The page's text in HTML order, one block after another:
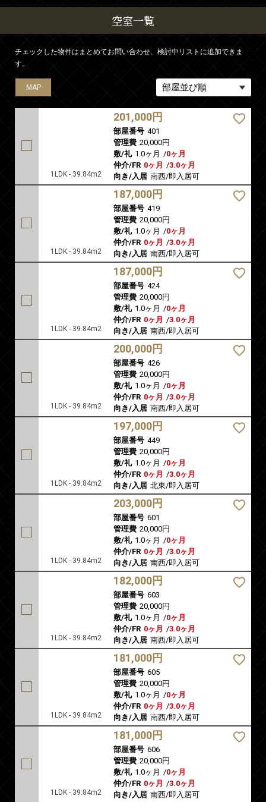
空室一覧
チェックした物件はまとめてお問い合わせ、検討中リストに追加できま
す。
MAP
1LDK - 39.84m2
201,000円
部屋番号 401
管理費 20,000円
敷/礼 1.0ヶ月 /0ヶ月
仲介/FR 0ヶ月 /3.0ヶ月
向き/入居 南西/即入居可
MAP
1LDK - 39.84m2
187,000円
部屋番号 419
管理費 20,000円
敷/礼 1.0ヶ月 /0ヶ月
仲介/FR 0ヶ月 /3.0ヶ月
向き/入居 南西/即入居可
MAP
1LDK - 39.84m2
187,000円
部屋番号 424
管理費 20,000円
敷/礼 1.0ヶ月 /0ヶ月
仲介/FR 0ヶ月 /3.0ヶ月
向き/入居 南西/即入居可
MAP
1LDK - 39.84m2
200,000円
部屋番号 426
管理費 20,000円
敷/礼 1.0ヶ月 /0ヶ月
仲介/FR 0ヶ月 /3.0ヶ月
向き/入居 南西/即入居可
MAP
1LDK - 39.84m2
197,000円
部屋番号 449
管理費 20,000円
敷/礼 1.0ヶ月 /0ヶ月
仲介/FR 0ヶ月 /3.0ヶ月
向き/入居 北東/即入居可
MAP
1LDK - 39.84m2
203,000円
部屋番号 601
管理費 20,000円
敷/礼 1.0ヶ月 /0ヶ月
仲介/FR 0ヶ月 /3.0ヶ月
向き/入居 南西/即入居可
MAP
1LDK - 39.84m2
182,000円
部屋番号 603
管理費 20,000円
敷/礼 1.0ヶ月 /0ヶ月
仲介/FR 0ヶ月 /3.0ヶ月
向き/入居 南西/即入居可
MAP
1LDK - 39.84m2
181,000円
部屋番号 605
管理費 20,000円
敷/礼 1.0ヶ月 /0ヶ月
仲介/FR 0ヶ月 /3.0ヶ月
向き/入居 南西/即入居可
MAP
1LDK - 39.84m2
181,000円
部屋番号 606
管理費 20,000円
敷/礼 1.0ヶ月 /0ヶ月
仲介/FR 0ヶ月 /3.0ヶ月
向き/入居 南西/即入居可
MAP
MAP
MAP
MAP
MAP
MAP
MAP
MAP
MAP
MAP
MAP
MAP
MAP
MAP
MAP
MAP
MAP
MAP
MAP
MAP
MAP
MAP
MAP
MAP
MAP
MAP
MAP
MAP
MAP
MAP
MAP
MAP
MAP
MAP
MAP
MAP
MAP
MAP
MAP
MAP
MAP
MAP
MAP
MAP
MAP
MAP
MAP
MAP
MAP
MAP
MAP
MAP
MAP
MAP
MAP
MAP
MAP
MAP
MAP
MAP
MAP
MAP
MAP
MAP